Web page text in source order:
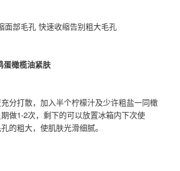
面部毛孔 快速收缩告别粗大毛孔
蛋橄榄油紧肤
分打散，加入半个柠檬汁及少许粗盐一同橄
做1-2次，剩下的可以放置冰箱内下次使
的粗大，使肌肤光滑细腻。